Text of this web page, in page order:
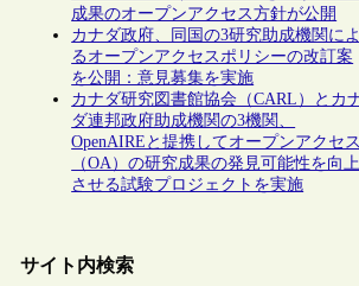
成果のオープンアクセス方針が公開
カナダ政府、同国の3研究助成機関によ
るオープンアクセスポリシーの改訂案
を公開：意見募集を実施
カナダ研究図書館協会（CARL）とカ
ダ連邦政府助成機関の3機関、
OpenAIREと提携してオープンアクセス
（OA）の研究成果の発見可能性を向上
させる試験プロジェクトを実施
サイト内検索